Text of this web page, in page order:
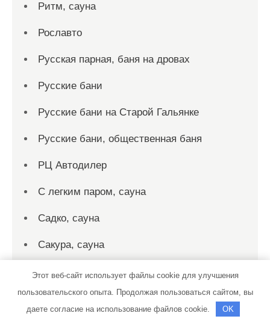
Ритм, сауна
Рославто
Русская парная, баня на дровах
Русские бани
Русские бани на Старой Гальянке
Русские бани, общественная баня
РЦ Автодилер
С легким паром, сауна
Садко, сауна
Сакура, сауна
Сар-Герел Алтая, усадьба
Сауна на Васильевской
Этот веб-сайт использует файлы cookie для улучшения
пользовательского опыта. Продолжая пользоваться сайтом, вы
даете согласие на использование файлов cookie.
OK